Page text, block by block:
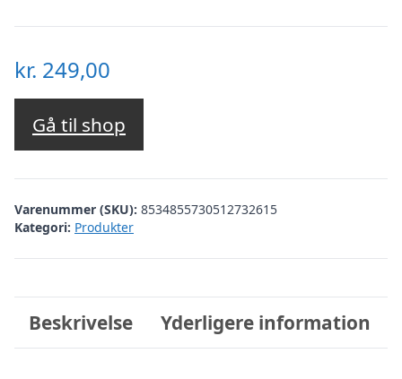
kr. 249,00
Gå til shop
Varenummer (SKU): 8534855730512732615
Kategori: Produkter
Beskrivelse Yderligere information